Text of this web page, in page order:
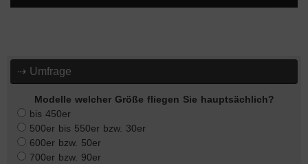
⇢ Umfrage
Modelle welcher Größe fliegen Sie hauptsächlich?
bis 450er
500er bis 550er bzw. 30er
600er bzw. 50er
700er bzw. 90er